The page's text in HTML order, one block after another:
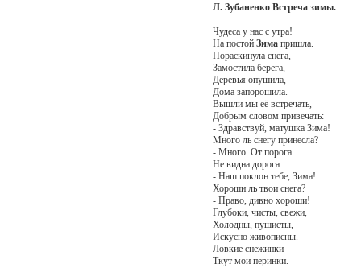
Л. Зубаненко Встреча зимы.
Чудеса у нас с утра!
На постой Зимапришла.
Пораскинула снега,
Замостила берега,
Деревья опушила,
Дома запорошила.
Вышли мы её встречать,
Добрым словом привечать:
- Здравствуй, матушка Зима!
Много ль снегу принесла?
- Много. От порога
Не видна дорога.
- Наш поклон тебе, Зима!
Хороши ль твои снега?
- Право, дивно хороши!
Глубоки, чисты, свежи,
Холодны, пушисты,
Искусно живописны.
Ловкие снежинки
Ткут мои перинки.